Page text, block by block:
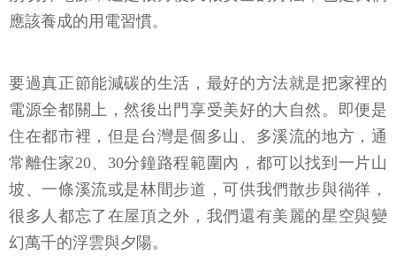
應該養成的用電習慣。
要過真正節能減碳的生活，最好的方法就是把家裡的
電源全都關上，然後出門享受美好的大自然。即便是
住在都市裡，但是台灣是個多山、多溪流的地方，通
常離住家20、30分鐘路程範圍內，都可以找到一片山
坡、一條溪流或是林間步道，可供我們散步與徜徉，
很多人都忘了在屋頂之外，我們還有美麗的星空與變
幻萬千的浮雲與夕陽。